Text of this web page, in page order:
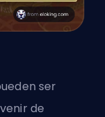
ser
de